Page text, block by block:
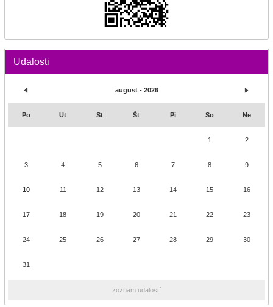
Udalosti
august - 2026
Po Ut St Št Pi So Ne
1 2
3 4 5 6 7 8 9
10 11 12 13 14 15 16
17 18 19 20 21 22 23
24 25 26 27 28 29 30
31
zoznam udalostí